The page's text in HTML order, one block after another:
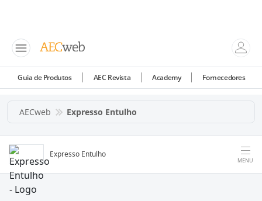
Guia de Produtos AEC Revista Academy Fornecedores
AECweb Expresso Entulho
Expresso Entulho
MENU